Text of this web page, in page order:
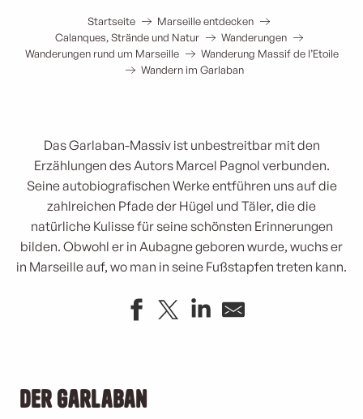
Startseite
Marseille entdecken
Calanques, Strände und Natur
Wanderungen
Wanderungen rund um Marseille
Wanderung Massif de l’Etoile
Wandern im Garlaban
Das Garlaban-Massiv ist unbestreitbar mit den
Erzählungen des Autors Marcel Pagnol verbunden.
Seine autobiografischen Werke entführen uns auf die
zahlreichen Pfade der Hügel und Täler, die die
natürliche Kulisse für seine schönsten Erinnerungen
bilden. Obwohl er in Aubagne geboren wurde, wuchs er
in Marseille auf, wo man in seine Fußstapfen treten kann.
DerGarlaban